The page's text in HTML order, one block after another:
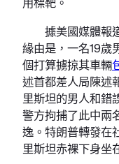
據美國媒體報道
緣由是，一名19歲
個打算擄掠其車輛
述首都差人局陳述
里斯坦的男人和錯
警方拘捕了此中兩
逸。特朗普轉發在
里斯坦赤裸下身坐